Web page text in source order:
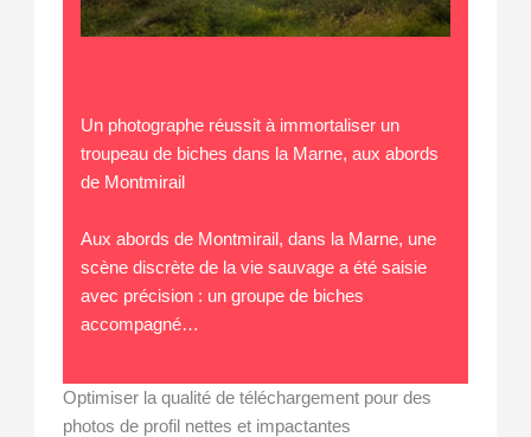
Un photographe réussit à immortaliser un
troupeau de biches dans la Marne, aux abords
de Montmirail
Aux abords de Montmirail, dans la Marne, une
scène discrète de la vie sauvage a été saisie
avec précision : un groupe de biches
accompagné…
Optimiser la qualité de téléchargement pour des
photos de profil nettes et impactantes